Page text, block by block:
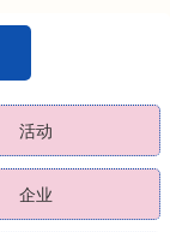
活动
企业